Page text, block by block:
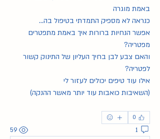
באמת מוגרה
כנראה לא מספיק התמדתי בטיפול בה...
מפטריה?
לפטריה?
אילו עוד טיפים יכולים לעזור לי
(השאיבות כואבות עוד יותר מאשר ההנקה)
0
1
59